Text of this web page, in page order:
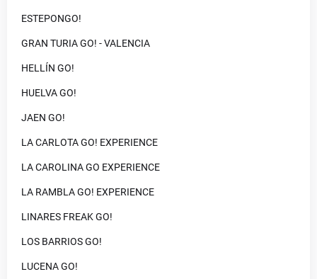
ESTEPONGO!
GRAN TURIA GO! - VALENCIA
HELLÍN GO!
HUELVA GO!
JAEN GO!
LA CARLOTA GO! EXPERIENCE
LA CAROLINA GO EXPERIENCE
LA RAMBLA GO! EXPERIENCE
LINARES FREAK GO!
LOS BARRIOS GO!
LUCENA GO!